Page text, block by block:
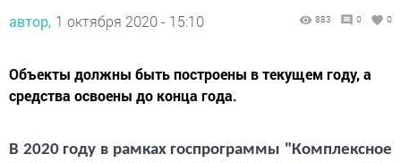
автор, 1 октября 2020 - 15:10 883 0 0
Объекты должны быть построены в текущем году, а
средства освоены до конца года.
В 2020 году в рамках госпрограммы "Комплексное